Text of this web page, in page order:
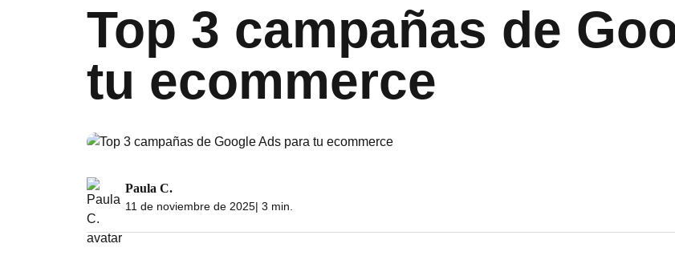
Top 3 campañas de
tu ecommerce
Paula C.
11 de noviembre de 2025| 3 min.